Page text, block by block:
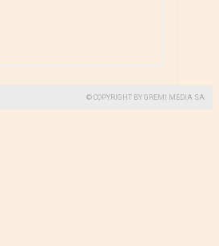
© COPYRIGHT BY GREMI MEDIA SA